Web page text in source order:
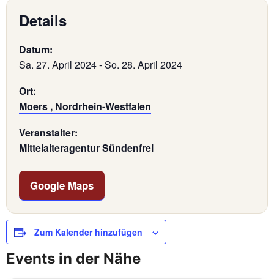
Details
Datum:
Sa. 27. April 2024-So. 28. April 2024
Ort:
Moers , Nordrhein-Westfalen
Veranstalter:
Mittelalteragentur Sündenfrei
Google Maps
Zum Kalender hinzufügen
Events in der Nähe